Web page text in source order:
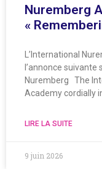
Nuremberg
«
L’International
l’annonce
Nuremberg The
Academy cordially
LIRE LA SUITE
9 juin 2026